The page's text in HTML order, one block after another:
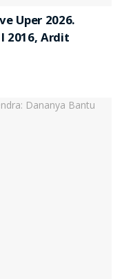
Uper 2026.
2016, Ardit